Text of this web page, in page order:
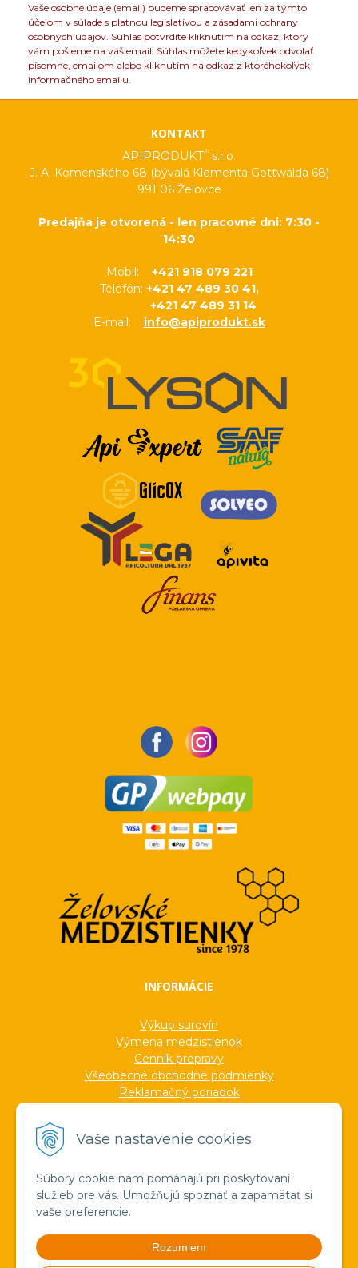
Vaše nastavenie cookies
Súbory cookie nám pomáhajú pri poskytovaní
služieb pre vás. Umožňujú spoznať a zapamätať si
vaše preferencie.
Rozumiem
Vaše osobné údaje (email) budeme spracovávať len za týmto
účelom v súlade s platnou legislatívou a zásadami ochrany
osobných údajov. Súhlas potvrdíte kliknutím na odkaz, ktorý
vám pošleme na váš email. Súhlas môžete kedykoľvek odvolať
písomne, emailom alebo kliknutím na odkaz z ktoréhokoľvek
informačného emailu.
KONTAKT
APIPRODUKT® s.r.o.
J. A. Komenského 68 (bývalá Klementa Gottwalda 68)
991 06 Želovce
Predajňa je otvorená - len pracovné dni: 7:30 -
14:30
Mobil: +421 918 079 221
Telefón: +421 47 489 30 41,
+421 47 489 31 14
E-mail: info@apiprodukt.sk
INFORMÁCIE
Výkup surovín
Výmena medzistienok
Cenník prepravy
Všeobecné obchodné podmienky
Reklamačný poriadok
Formuláre
Ocenenia
Veľkoobchod
Verejné obstarávanie
Pravda o medzistienkach a vosku
Spoznajte náš región!